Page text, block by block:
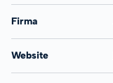
Firma
Website